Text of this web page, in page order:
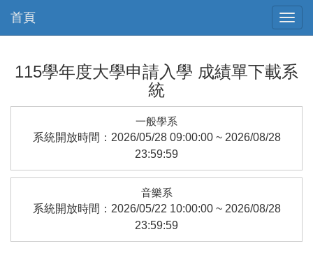
首頁
115學年度大學申請入學 成績單下載系
統
一般學系
系統開放時間：2026/05/28 09:00:00 ~ 2026/08/28
23:59:59
音樂系
系統開放時間：2026/05/22 10:00:00 ~ 2026/08/28
23:59:59